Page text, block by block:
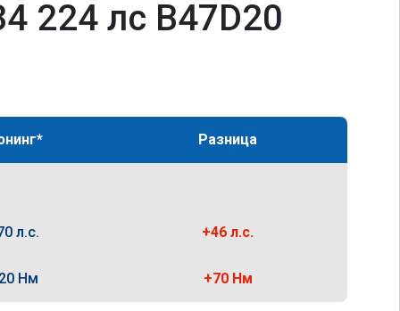
224 лс B47D20
Разница
л.с. +46 л.с.
Нм +70 Нм